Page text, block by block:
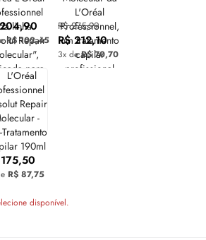
R$ 102,45
R$ 275,99
R$ 212,10
3x deR$ 70,70
R$ 87,75
disponível.